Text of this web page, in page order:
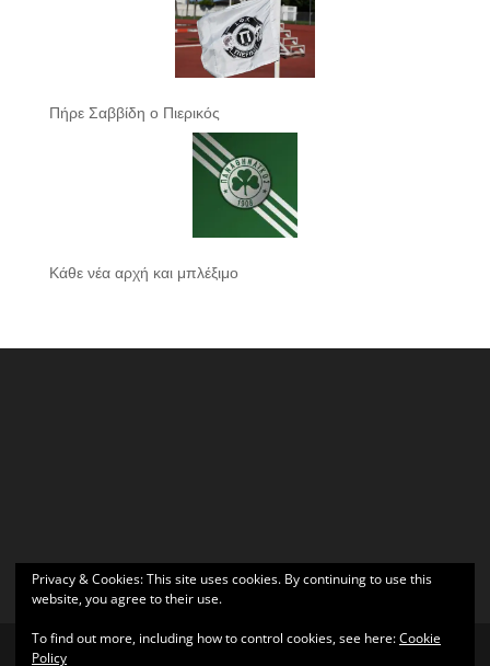
Πήρε Σαββίδη ο Πιερικός
Κάθε νέα αρχή και μπλέξιμο
Privacy & Cookies: This site uses cookies. By continuing to use this
website, you agree to their use.
To find out more, including how to control cookies, see here:Cookie
Policy